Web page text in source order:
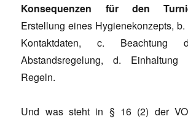
Konsequenzen für den
Erstellung eines Hygienekonzepts,
Kontaktdaten, c. Beachtung
Abstandsregelung, d. Einhaltung
Regeln.
Und was steht in § 16 (2) der